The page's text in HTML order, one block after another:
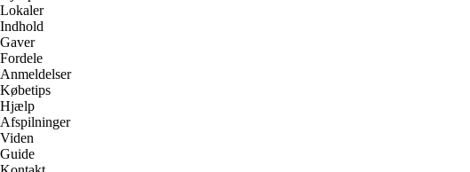
Lokaler
Indhold
Gaver
Fordele
Anmeldelser
Købetips
Hjælp
Afspilninger
Viden
Guide